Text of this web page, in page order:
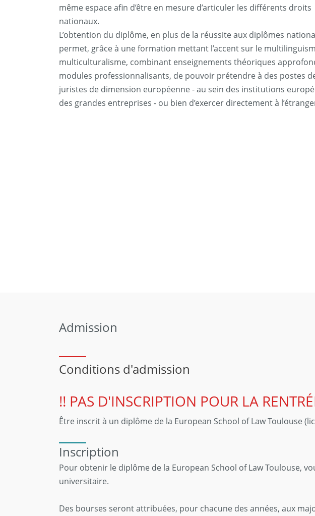
même espace afin d’être en mesure d’articuler les différents droits
nationaux.
L’obtention du diplôme, en plus de la réussite aux diplômes
permet, grâce à une formation mettant l’accent sur le
multiculturalisme, combinant enseignements théoriques
modules professionnalisants, de pouvoir prétendre à des postes
juristes de dimension européenne - au sein des institutions
des grandes entreprises - ou bien d’exercer directement à
Admission
Conditions d'admission
!! PAS D'INSCRIPTION POUR LA
Être inscrit à un diplôme de la European School of Law Toulouse
Inscription
Pour obtenir le diplôme de la European School of Law Toulouse,
universitaire.
Des bourses seront attribuées, pour chacune des années, aux